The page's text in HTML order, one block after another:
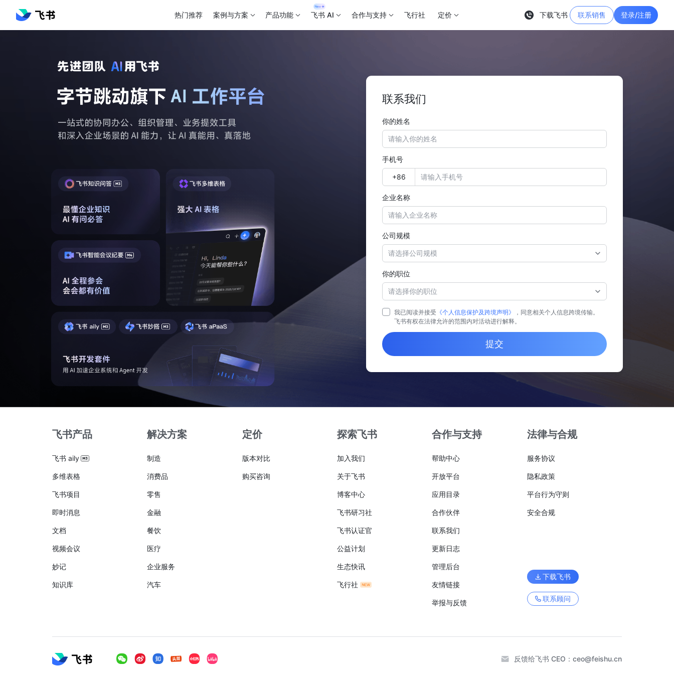
热门推荐 案例与方案 产品功能 飞书 AI 合作与支持 飞行社 定价 下载飞书 联系销售 登录/注册
联系我们
你的姓名
手机号
企业名称
公司规模
请选择公司规模
你的职位
请选择你的职位
我已阅读并接受 《个人信息保护及跨境声明》
，同意相关个人信息跨境传输。
飞书有权在法律允许的范围内对活动进行解释。
提交
飞书产品
飞书 aily
多维表格
飞书项目
即时消息
文档
视频会议
妙记
知识库
解决方案
制造
消费品
零售
金融
餐饮
医疗
企业服务
汽车
定价
版本对比
购买咨询
探索飞书
加入我们
关于飞书
博客中心
飞书研习社
飞书认证官
公益计划
生态快讯
飞行社
合作与支持
帮助中心
开放平台
应用目录
合作伙伴
联系我们
更新日志
管理后台
友情链接
举报与反馈
法律与合规
服务协议
隐私政策
平台行为守则
安全合规
下载飞书
联系顾问
反馈给飞书 CEO： ceo@feishu.cn